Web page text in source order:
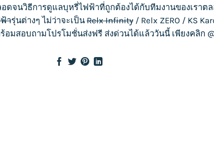
ดจนวิธีการดูแลบุหรี่ไฟฟ้าที่ถูกต้องได้กับทีมงานของเราต
ารุ่นต่างๆ ไม่ว่าจะเป็นRelx Infinity/ Relx ZERO / KS
อมสอบถามโปรโมชั่นส่งฟรี ส่งด่วนได้แล้ววันนี้ เพียงคลิก